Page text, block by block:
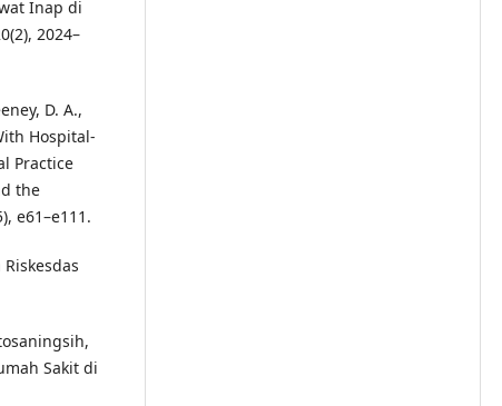
Inap di
2024–
D. A.,
Hospital-
Practice
the
e61–e111.
Sakit di